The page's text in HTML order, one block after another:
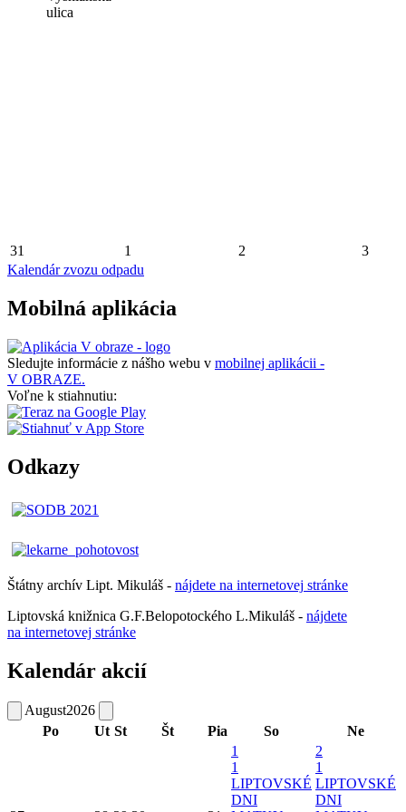
ulica
31 1 2
3
Kalendár zvozu odpadu
Mobilná aplikácia
Sledujte informácie z nášho webu v mobilnej aplikácii -
V OBRAZE.
Voľne k stiahnutiu:
Odkazy
Štátny archív Lipt. Mikuláš - nájdete na internetovej stránke
Liptovská knižnica G.F.Belopotockého L.Mikuláš - nájdete
na internetovej stránke
Kalendár akcií
August2026
Po
Ut St Št Pia So Ne
1
1
LIPTOVSKÉ
DNI
2
1
LIPTOVSKÉ
DNI